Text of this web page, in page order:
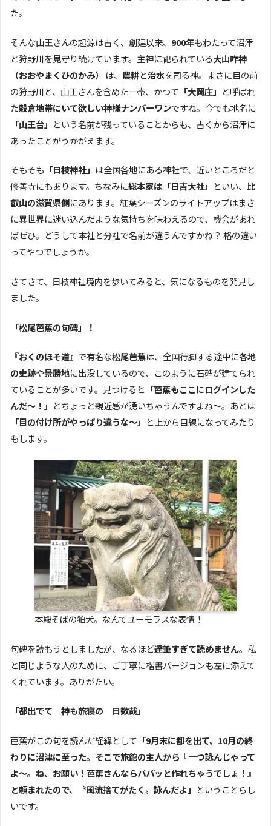
た。
そんな山王さんの起源は古く、創建以来、 900年もわたって沼津
と狩野川を見守り続けています。主神に祀られている大山咋神
（おおやまくひのかみ） は、 農耕と治水を司る神。まさに目の前
の狩野川と、山王さんを含めた一帯、かつて 「大岡庄」 と呼ばれ
た穀倉地帯にいて欲しい神様ナンバーワンですね。今でも地名に
「山王台」 という名前が残っていることからも、古くから沼津に
あったことがうかがえます。
そもそも 「日枝神社」 は全国各地にある神社で、近いところだと
修善寺にもあります。ちなみに総本家は「日吉大社」 といい、 比
叡山の滋賀県側にあります。紅葉シーズンのライトアップはまさ
に異世界に迷い込んだような気持ちを味わえるので、機会があれ
ばぜひ。どうして本社と分社で名前が違うんですかね？ 格の違い
ってやつでしょうか。
さてさて、日枝神社境内を歩いてみると、気になるものを発見し
ました。
「松尾芭蕉の句碑」！
『おくのほそ道』 で有名な松尾芭蕉は、全国行脚する途中に各地
の史跡や景勝地に出没しているので、このように石碑が建てられ
ていることが多いです。見つけると 「芭蕉もここにログインした
んだ～！」 とちょっと親近感が湧いちゃうんですよね～。あとは
「目の付け所がやっぱり違うな～」 と上から目線になってみたり
もします。
本殿そばの狛犬。なんてユーモラスな表情！
句碑を読もうとしましたが、なるほど達筆すぎて読めません。私
と同じような人のために、ご丁寧に楷書バージョンも左に添えて
くれています。ありがたい。
「都出でて 神も旅寝の 日数哉」
芭蕉がこの句を読んだ経緯として 「9月末に都を出て、10月の終
わりに沼津に至った。そこで旅館の主人から『一つ詠んじゃって
よ～。ね、お願い！芭蕉さんならパパッと作れちゃうでしょ！』
と頼まれたので、〝風流捨てがたく〟詠んだよ」 ということらし
いです。